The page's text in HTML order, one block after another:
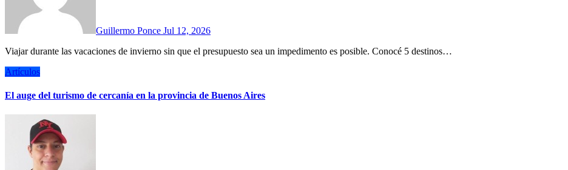
Guillermo Ponce Jul 12, 2026
Viajar durante las vacaciones de invierno sin que el presupuesto sea un impedimento es posible. Conocé 5 destinos…
Artículos
El auge del turismo de cercanía en la provincia de Buenos Aires